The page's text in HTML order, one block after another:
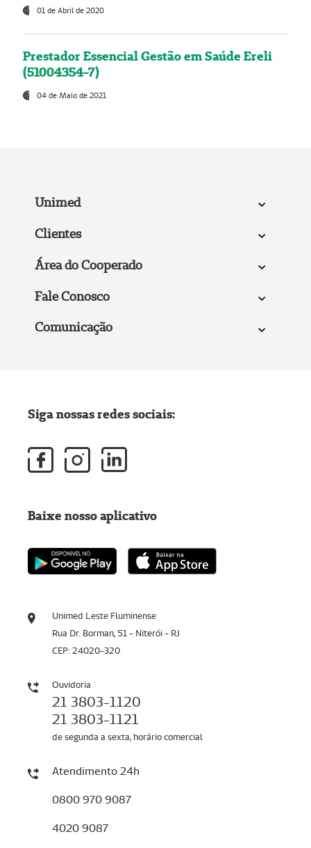
01 de Abril de 2020
Prestador Essencial Gestão em Saúde Ereli
(51004354-7)
04 de Maio de 2021
Unimed
Clientes
Área do Cooperado
Fale Conosco
Comunicação
Unimed Leste Fluminense
Rua Dr. Borman, 51 - Niterói - RJ
CEP: 24020-320
Ouvidoria
21 3803-1120
21 3803-1121
de segunda a sexta, horário comercial
Atendimento 24h
0800 970 9087
4020 9087
Siga nossas redes sociais:
Baixe nosso aplicativo